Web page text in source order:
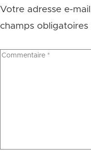
Votre adresse e-
champs